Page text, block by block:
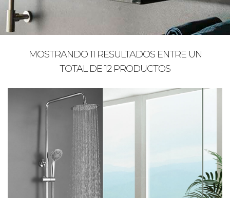
MOSTRANDO 11 RESULTADOS ENTRE UN
TOTAL DE 12 PRODUCTOS